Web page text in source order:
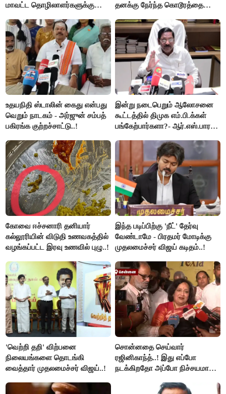
மாவட்ட தொழிலாளர்களுக்கு
செய்தி!
தனக்கு நேர்ந்த கொடூரத்தை
உதயநிதி ஸ்டாலின் கைது என்பது
வெறும் நாடகம் - அர்ஜுன் சம்பத்
பகிரங்க குற்றச்சாட்டு..!
இன்று நடைபெறும் ஆலோசனை
கூட்டத்தில் திமுக எம்.பி.க்கள்
பங்கேற்பார்களா?- ஆர்.எஸ்.பாரதி
கோவை ஈச்சனாரி தனியார்
கல்லூரியின் விடுதி உணவகத்தில்
வழங்கப்பட்ட இரவு உணவில் புழு..!
இந்த படிப்பிற்கு 'நீட்' தேர்வு
வேண்டாமே - பிரதமர் மோடிக்கு
முதலமைச்சர் விஜய் கடிதம்..!
'வெற்றி தறி' விற்பனை
நிலையங்களை தொடங்கி
வைத்தார் முதலமைச்சர் விஜய்..!
சொன்னதை செய்வார்
ரஜினிகாந்த்..! இது எப்போ
நடக்கிறதோ அப்போ நிச்சயமாக
ரஜினிகாந்த்..!